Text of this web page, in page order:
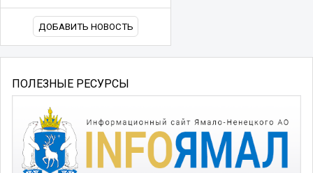
ДОБАВИТЬ НОВОСТЬ
ПОЛЕЗНЫЕ РЕСУРСЫ